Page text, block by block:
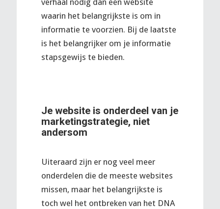
waarin het belangrijkste is om in
informatie te voorzien. Bij de laatste
is het belangrijker om je informatie
stapsgewijs te bieden.
Je website is onderdeel van je
marketingstrategie, niet
andersom
Uiteraard zijn er nog veel meer
onderdelen die de meeste websites
missen, maar het belangrijkste is
toch wel het ontbreken van het DNA